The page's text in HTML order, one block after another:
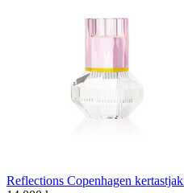
Reflections Copenhagen